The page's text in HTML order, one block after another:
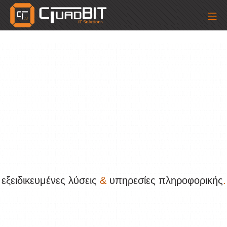
Skip
content
εξειδικευμένες λύσεις &υπηρεσίες πληροφορικής.